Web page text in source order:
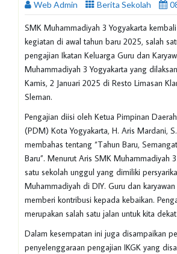
Web Admin Berita Sekolah
SMK Muhammadiyah 3 Yogyakarta
kegiatan di awal tahun baru 2025, salah
pengajian Ikatan Keluarga Guru dan
Muhammadiyah 3 Yogyakarta yang
Kamis, 2 Januari 2025 di Resto Limasan
Sleman.
Pengajian diisi oleh Ketua Pimpinan
(PDM) Kota Yogyakarta, H. Aris Mardani,
membahas tentang “Tahun Baru,
Baru”. Menurut Aris SMK Muhammadiyah
satu sekolah unggul yang dimiliki
Muhammadiyah di DIY. Guru dan
memberi kontribusi kepada kebaikan.
merupakan salah satu jalan untuk kita
Dalam kesempatan ini juga disampaikan
penyelenggaraan pengajian IKGK yang